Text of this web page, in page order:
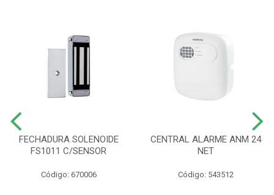
FECHADURA SOLENOIDE
FS1011 C/SENSOR
Código: 670006
CENTRAL ALARME ANM 24
NET
Código: 543512